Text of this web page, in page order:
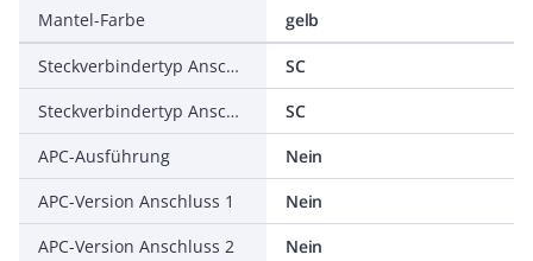
Mantel-Farbe
gelb
Steckverbindertyp Anschluss 1
SC
Steckverbindertyp Anschluss 2
SC
APC-Ausführung
Nein
APC-Version Anschluss 1
Nein
APC-Version Anschluss 2
Nein